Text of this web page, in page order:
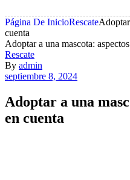
Página De InicioRescate
cuenta
Adoptar a una mascota:
Rescate
By admin
septiembre 8, 2024
Adoptar a una
en cuenta